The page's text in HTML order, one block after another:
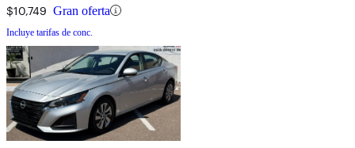
$10,749 Gran oferta
Incluye tarifas de conc.